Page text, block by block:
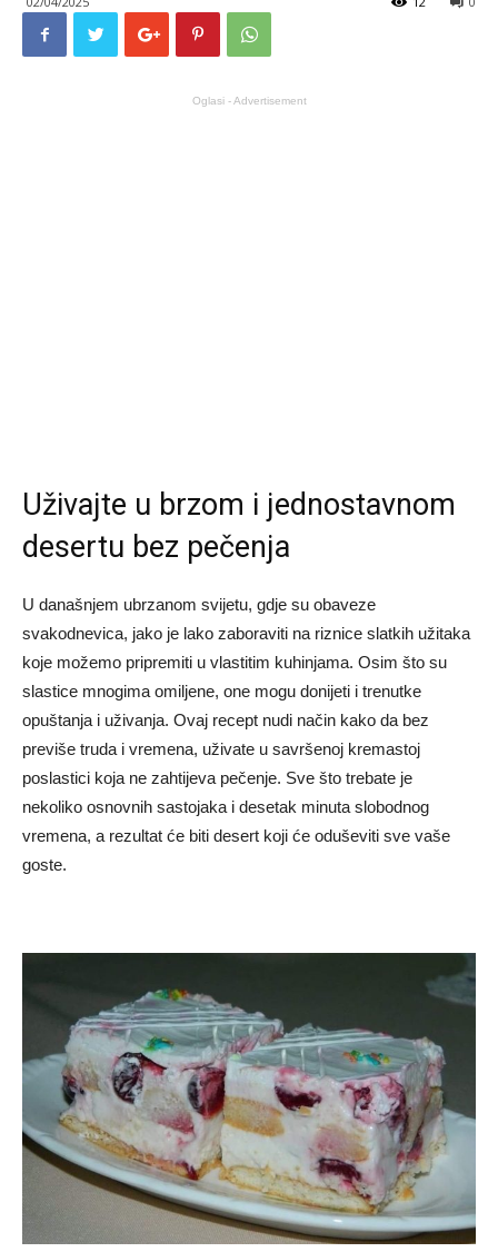
Oglasi - Advertisement
Uživajte u brzom i jednostavnom
desertu bez pečenja
U današnjem ubrzanom svijetu, gdje su obaveze
svakodnevica, jako je lako zaboraviti na riznice slatkih užitaka
koje možemo pripremiti u vlastitim kuhinjama. Osim što su
slastice mnogima omiljene, one mogu donijeti i trenutke
opuštanja i uživanja. Ovaj recept nudi način kako da bez
previše truda i vremena, uživate u savršenoj kremastoj
poslastici koja ne zahtijeva pečenje. Sve što trebate je
nekoliko osnovnih sastojaka i desetak minuta slobodnog
vremena, a rezultat će biti desert koji će oduševiti sve vaše
goste.